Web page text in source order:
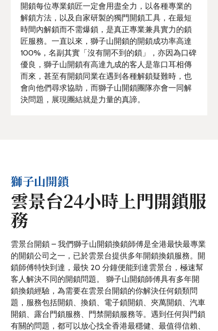
開鎖每位專業鎖匠一定會用盡全力，以各種專業的
解鎖方法，以及自家研製的獨門開鎖工具，在最短
時間內解鎖而不需爆鎖，是真正專業兼具實力的鎖
匠服務。一直以來，獅子山開鎖的開鎖成功率高達
100%，名副其實「沒有開不到的鎖」，亦因為口碑
優良，獅子山開鎖有高達九成的客人是靠口耳相傳
而來，甚至有開鎖同業在遇到各種解鎖疑難時，也
會向他們尋求協助，而獅子山開鎖團隊亦會一同解
決問題，展現團結就是力量的真諦。
獅子山開鎖
雲景台24小時上門開鎖服
務
雲景台開鎖 – 我們獅子山開鎖換鎖師傅是全港最快最專業
的開鎖公司之一，已於雲景台提供多年開鎖換鎖服務。開
鎖師傅特快到達，最快 20 分鐘便能到達雲景台，極速幫
客人解決不同的開鎖問題。 獅子山開鎖師傅具有多年開
鎖換鎖經驗，為需要在雲景台開鎖的你解決任何鎖類問
題，服務包括開鎖、換鎖、電子鎖開鎖、夾萬開鎖、汽車
開鎖、露台門鎖服務、門禁開鎖服務等。遇到任何與門鎖
有關的問題，都可以放心找全香港最穩健、最值得信賴、